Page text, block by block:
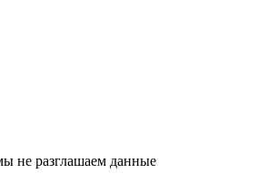
не разглашаем данные